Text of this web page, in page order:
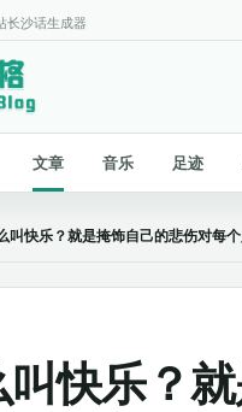
长沙话生成器
文章 音乐 足迹
叫快乐？就是掩饰自己的悲伤对每
快乐？